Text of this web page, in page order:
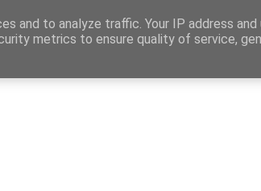
and to analyze traffic. Your IP address and
metrics to ensure quality of service,